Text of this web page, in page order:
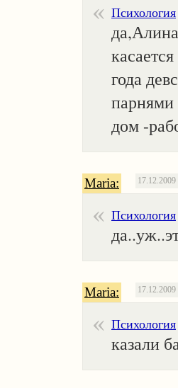
Психология
года
парнями
дом -
Maria: 17.12.2009
Психология
Maria: 17.12.2009
Психология
казали